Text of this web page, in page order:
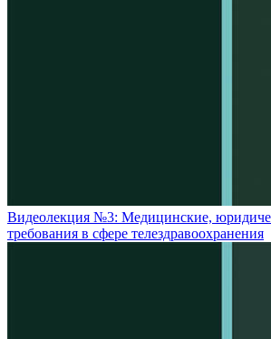
Видеолекция №3: Медицинские,
требования в сфере телездравоохранения